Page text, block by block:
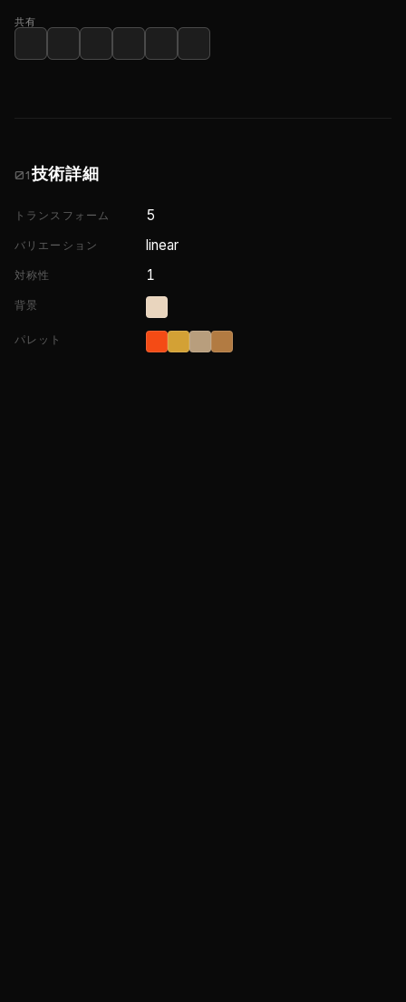
共有
01技術詳細
トランスフォーム 5
バリエーション linear
対称性 1
背景
パレット